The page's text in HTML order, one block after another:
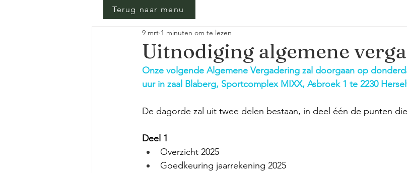
Uitnodiging algemene
9 mrt 1 minuten om te lezen
Onze volgende Algemene Vergadering zal doorgaan op
uur in zaal Blaberg, Sportcomplex MIXX, Asbroek 1 te 2230
De dagorde zal uit twee delen bestaan, in deel één de punten
Deel 1
Overzicht 2025
Goedkeuring jaarrekening 2025
Terug naar menu